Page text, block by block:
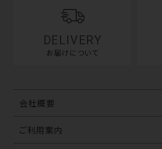
DELIVERY
お届けについて
会社概要
ご利用案内